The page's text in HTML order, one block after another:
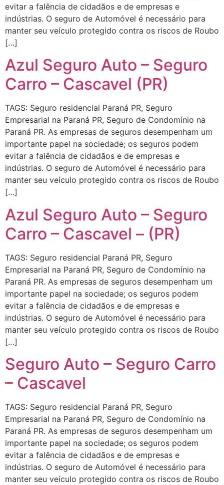
evitar a falência de cidadãos e de empresas e
indústrias. O seguro de Automóvel é necessário para
manter seu veículo protegido contra os riscos de Roubo
[…]
Azul Seguro Auto – Seguro
Carro – Cascavel (PR)
TAGS: Seguro residencial Paraná PR, Seguro
Empresarial na Paraná PR, Seguro de Condomínio na
Paraná PR. As empresas de seguros desempenham um
importante papel na sociedade; os seguros podem
evitar a falência de cidadãos e de empresas e
indústrias. O seguro de Automóvel é necessário para
manter seu veículo protegido contra os riscos de Roubo
[…]
Azul Seguro Auto – Seguro
Carro – Cascavel – (PR)
TAGS: Seguro residencial Paraná PR, Seguro
Empresarial na Paraná PR, Seguro de Condomínio na
Paraná PR. As empresas de seguros desempenham um
importante papel na sociedade; os seguros podem
evitar a falência de cidadãos e de empresas e
indústrias. O seguro de Automóvel é necessário para
manter seu veículo protegido contra os riscos de Roubo
[…]
Seguro Auto – Seguro Carro
– Cascavel
TAGS: Seguro residencial Paraná PR, Seguro
Empresarial na Paraná PR, Seguro de Condomínio na
Paraná PR. As empresas de seguros desempenham um
importante papel na sociedade; os seguros podem
evitar a falência de cidadãos e de empresas e
indústrias. O seguro de Automóvel é necessário para
manter seu veículo protegido contra os riscos de Roubo